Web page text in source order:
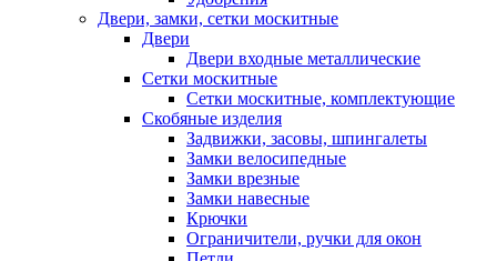
Двери, замки, сетки москитные
Двери
Двери входные металлические
Сетки москитные
Сетки москитные, комплектующие
Скобяные изделия
Задвижки, засовы, шпингалеты
Замки велосипедные
Замки врезные
Замки навесные
Крючки
Ограничители, ручки для окон